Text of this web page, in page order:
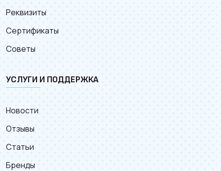
Реквизиты
Сертификаты
Советы
УСЛУГИ И ПОДДЕРЖКА
Новости
Отзывы
Статьи
Бренды